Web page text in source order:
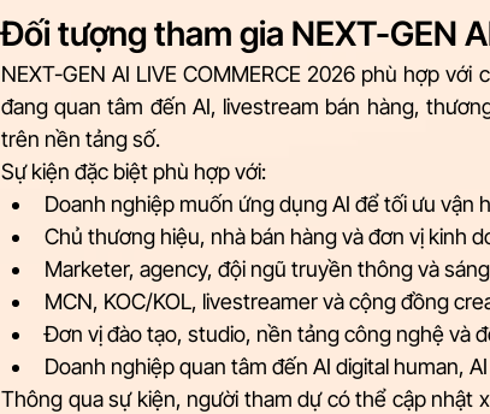
Đối tượng tham gia NEXT-GEN
NEXT-GEN AI LIVE COMMERCE 2026 phù hợp
đang quan tâm đến AI, livestream bán hàng,
trên nền tảng số.
Sự kiện đặc biệt phù hợp với:
Doanh nghiệp muốn ứng dụng AI để tối ưu vận
Chủ thương hiệu, nhà bán hàng và đơn vị kinh
Marketer, agency, đội ngũ truyền thông và
MCN, KOC/KOL, livestreamer và cộng đồng
Đơn vị đào tạo, studio, nền tảng công nghệ và
Doanh nghiệp quan tâm đến AI digital human,
Thông qua sự kiện, người tham dự có thể cập nhật